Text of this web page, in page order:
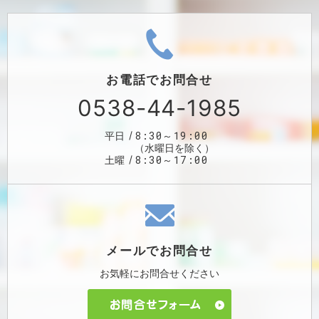
お電話でお問合せ
0538-44-1985
平日 8:30～19:00
（水曜日を除く）
土曜
8:30～17:00
メールでお問合せ
お気軽にお問合せください